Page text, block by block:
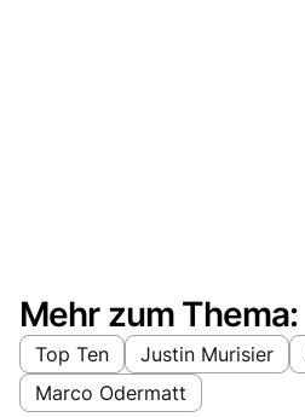
Mehr zum Thema:
Top Ten Justin Murisier
Marco Odermatt